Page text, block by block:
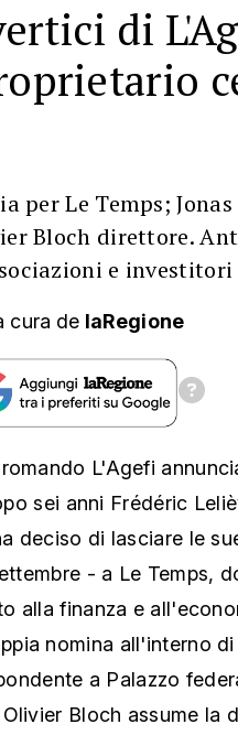
di
per Le Temps;
Bloch direttore.
e investitori
cura de laRegione
L'Agefi
sei anni Frédéric
deciso di lasciare le
- a Le Temps,
alla finanza e
nomina all'interno
a Palazzo
Bloch assume la